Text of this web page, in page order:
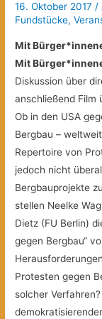
16. Oktober 2017 /
Fundstücke,
Mit
Mit
Diskussion über
anschließend Film
Ob in den USA
Bergbau –
Repertoire von
jedoch nicht
Bergbauprojekte
stellen Neelke
Dietz (FU Berlin)
gegen Bergbau“
Protesten gegen
solcher